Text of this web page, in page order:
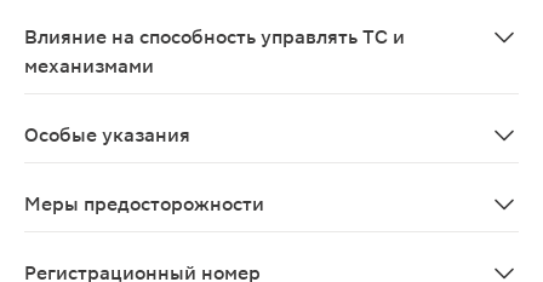
Влияние на способность управлять ТС и
механизмами
Особые указания
Меры предосторожности
Регистрационный номер